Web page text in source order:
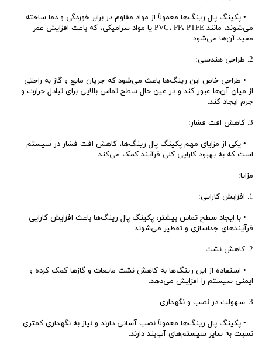
• پکینگ پال رینگ‌ها معمولاً از مواد مقاوم در برابر خوردگی و دما ساخته
می‌شوند، مانند PVC، PP، PTFE یا مواد سرامیکی، که باعث افزایش عمر
مفید آن‌ها می‌شود.
2. طراحی هندسی:
• طراحی خاص این رینگ‌ها باعث می‌شود که جریان مایع و گاز به راحتی
از میان آن‌ها عبور کند و در عین حال سطح تماس بالایی برای تبادل حرارت و
جرم ایجاد کند.
3. کاهش افت فشار:
• یکی از مزایای مهم پکینگ پال رینگ‌ها، کاهش افت فشار در سیستم
است که به بهبود کارایی کلی فرآیند کمک می‌کند.
مزایا:
1. افزایش کارایی:
• با ایجاد سطح تماس بیشتر، پکینگ پال رینگ‌ها باعث افزایش کارایی
فرآیندهای جداسازی و تقطیر می‌شوند.
2. کاهش نشت:
• استفاده از این رینگ‌ها به کاهش نشت مایعات و گازها کمک کرده و
ایمنی سیستم را افزایش می‌دهد.
3. سهولت در نصب و نگهداری:
• پکینگ پال رینگ‌ها معمولاً نصب آسانی دارند و نیاز به نگهداری کمتری
نسبت به سایر سیستم‌های آب‌بند دارند.